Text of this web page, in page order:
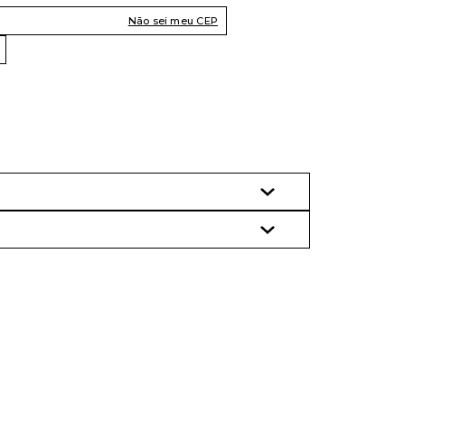
Não sei meu CEP